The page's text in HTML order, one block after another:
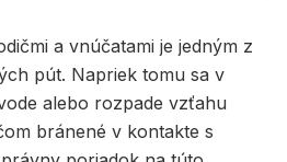
a vnúčatami je jedným z
pút. Napriek tomu sa v
alebo rozpade vzťahu
bránené v kontakte s